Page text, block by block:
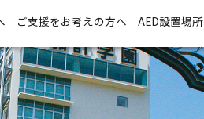
ご支援をお考えの方へ AED設置場所